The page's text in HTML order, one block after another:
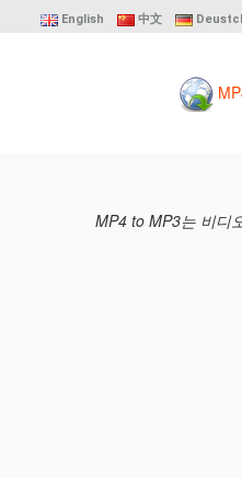
English 中文
MP4 to MP3는 비디